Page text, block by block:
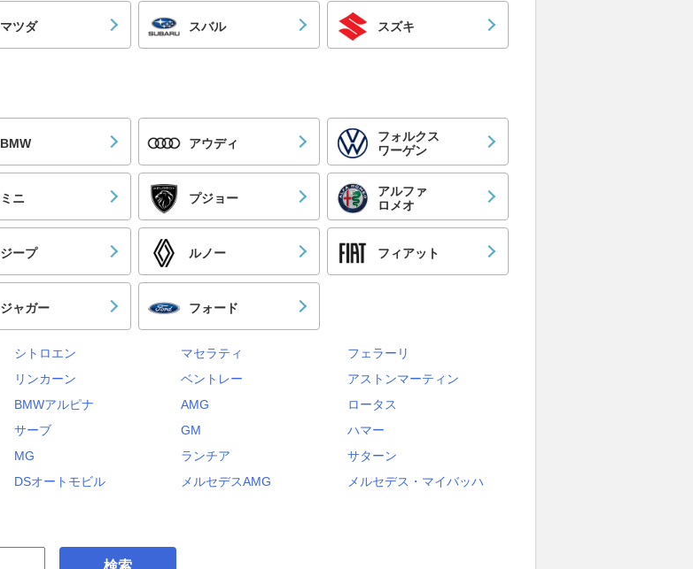
マツダ スバル スズキ
BMW アウディ
フォルクス
ワーゲン
ミニ プジョー
アルファ
ロメオ
ジープ ルノー フィアット
ジャガー フォード
シトロエン マセラティ
フェラーリ
リンカーン ベントレー
アストンマーティン
BMWアルピナ AMG
ロータス
サーブ GM
ハマー
MG ランチア
サターン
DSオートモビル メルセデスAMG メルセデス・マイバッハ
検索